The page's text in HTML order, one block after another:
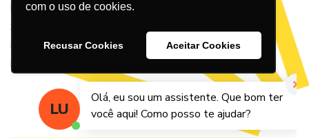
com o uso de cookies.
Recusar Cookies Aceitar Cookies
Redes Sociais
SEO
Design
Podcast
© 2026 – Agência Incandescente